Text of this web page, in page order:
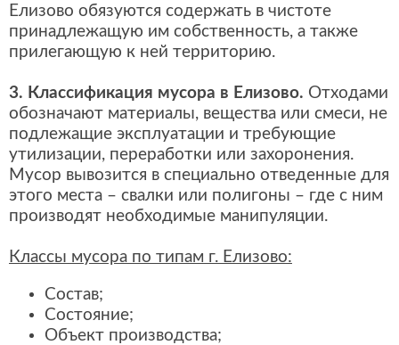
Елизово обязуются содержать в чистоте
принадлежащую им собственность, а также
прилегающую к ней территорию.
3. Классификация мусора в Елизово. Отходами
обозначают материалы, вещества или смеси, не
подлежащие эксплуатации и требующие
утилизации, переработки или захоронения.
Мусор вывозится в специально отведенные для
этого места – свалки или полигоны – где с ним
производят необходимые манипуляции.
Классы мусора по типам г. Елизово:
Состав;
Состояние;
Объект производства;